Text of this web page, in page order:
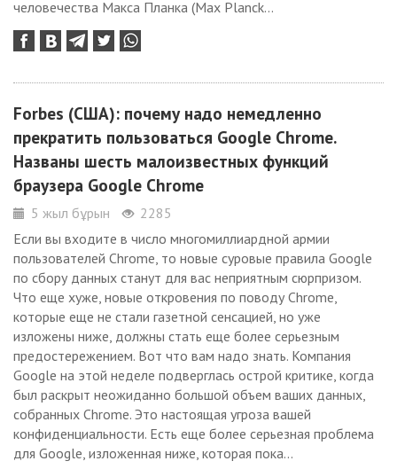
человечества Макса Планка (Max Planck...
Forbes (США): почему надо немедленно
прекратить пользоваться Google Chrome.
Названы шесть малоизвестных функций
браузера Google Chrome
5 жыл бұрын
2285
Если вы входите в число многомиллиардной армии
пользователей Chrome, то новые суровые правила Google
по сбору данных станут для вас неприятным сюрпризом.
Что еще хуже, новые откровения по поводу Chrome,
которые еще не стали газетной сенсацией, но уже
изложены ниже, должны стать еще более серьезным
предостережением. Вот что вам надо знать. Компания
Google на этой неделе подверглась острой критике, когда
был раскрыт неожиданно большой объем ваших данных,
собранных Chrome. Это настоящая угроза вашей
конфиденциальности. Есть еще более серьезная проблема
для Google, изложенная ниже, которая пока...